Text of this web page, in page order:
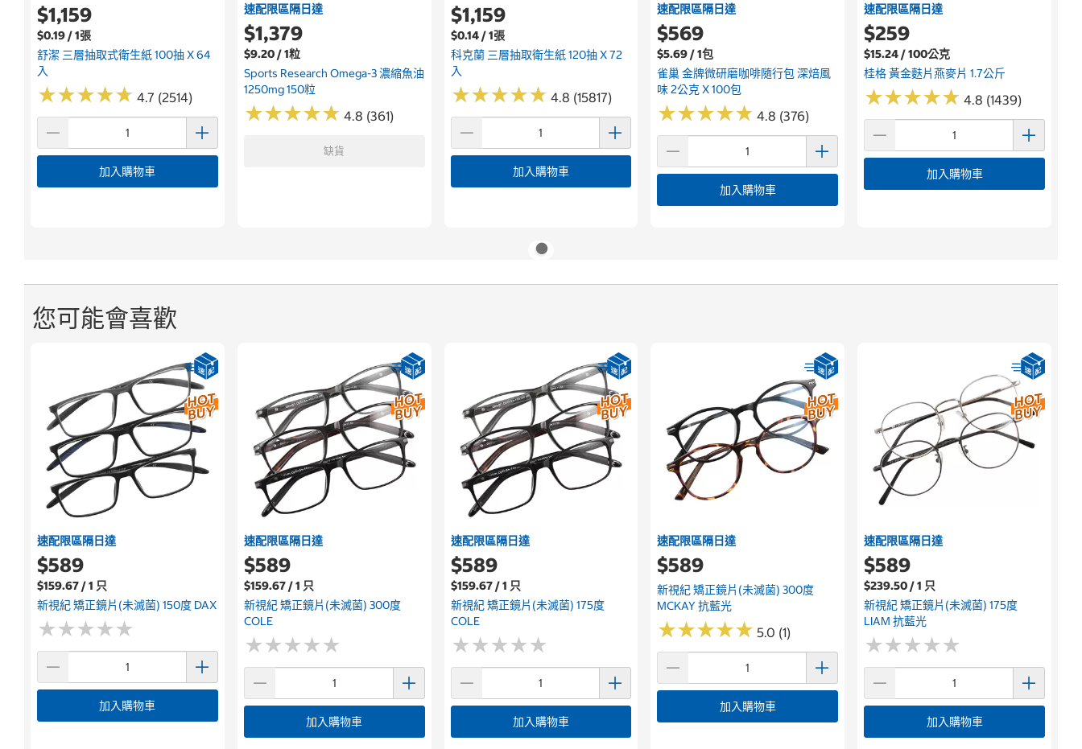
$1,159
$0.19 / 1張
舒潔 三層抽取式衛生紙 100抽 X 64
入
★★★★★
★★★★★ 4.7 (2514)
加入購物車
速配限區隔日達
$1,379
$9.20 / 1粒
Sports Research Omega-3 濃縮魚油
1250mg 150粒
★★★★★
★★★★★ 4.8 (361)
缺貨
$1,159
$0.14 / 1張
科克蘭 三層抽取衛生紙 120抽 X 72
入
★★★★★
★★★★★ 4.8 (15817)
加入購物車
速配限區隔日達
$569
$5.69 / 1包
雀巢 金牌微研磨咖啡隨行包 深焙風
味 2公克 X 100包
★★★★★
★★★★★ 4.8 (376)
加入購物車
速配限區隔日達
$259
$15.24 / 100公克
桂格 黃金麩片燕麥片 1.7公斤
★★★★★
★★★★★ 4.8 (1439)
加入購物車
您可能會喜歡
速配限區隔日達
$589
$159.67 / 1 只
新視紀 矯正鏡片(未滅菌) 150度 DAX
★★★★★
★★★★★
加入購物車
速配限區隔日達
$589
$159.67 / 1 只
新視紀 矯正鏡片(未滅菌) 300度
COLE
★★★★★
★★★★★
加入購物車
速配限區隔日達
$589
$159.67 / 1 只
新視紀 矯正鏡片(未滅菌) 175度
COLE
★★★★★
★★★★★
加入購物車
速配限區隔日達
$589
新視紀 矯正鏡片(未滅菌) 300度
MCKAY 抗藍光
★★★★★
★★★★★ 5.0 (1)
加入購物車
速配限區隔日達
$589
$239.50 / 1 只
新視紀 矯正鏡片(未滅菌) 175度
LIAM 抗藍光
★★★★★
★★★★★
加入購物車